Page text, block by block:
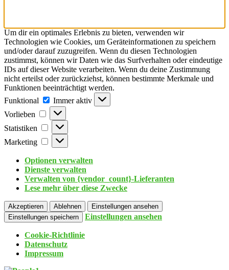
Um dir ein optimales Erlebnis zu bieten, verwenden wir
Technologien wie Cookies, um Geräteinformationen zu speichern
und/oder darauf zuzugreifen. Wenn du diesen Technologien
zustimmst, können wir Daten wie das Surfverhalten oder eindeutige
IDs auf dieser Website verarbeiten. Wenn du deine Zustimmung
nicht erteilst oder zurückziehst, können bestimmte Merkmale und
Funktionen beeinträchtigt werden.
Funktional
Immer aktiv
Vorlieben
Statistiken
Marketing
Optionen verwalten
Dienste verwalten
Verwalten von {vendor_count}-Lieferanten
Lese mehr über diese Zwecke
Akzeptieren Ablehnen
Einstellungen ansehen
Einstellungen speichern
Einstellungen ansehen
Cookie-Richtlinie
Datenschutz
Impressum